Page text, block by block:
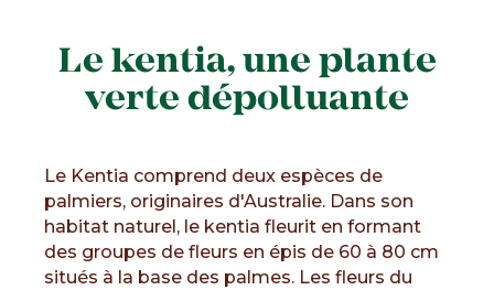
Le kentia, une plante
verte dépolluante
Le Kentia comprend deux espèces de
palmiers, originaires d'Australie. Dans son
habitat naturel, le kentia fleurit en formant
des groupes de fleurs en épis de 60 à 80 cm
situés à la base des palmes. Les fleurs du